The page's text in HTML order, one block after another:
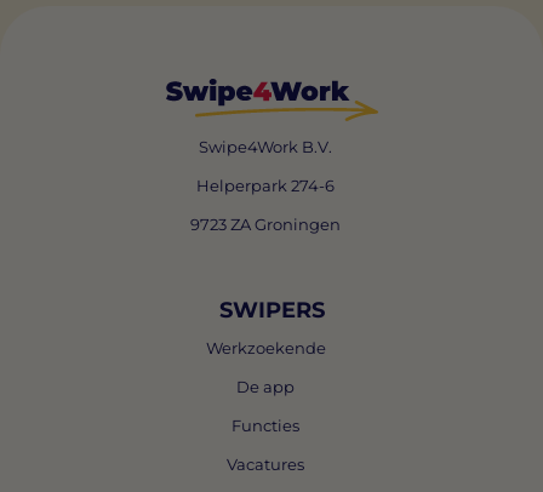
Swipe4Work B.V.
Helperpark 274-6
9723 ZA Groningen
SWIPERS
Werkzoekende
De app
Functies
Vacatures